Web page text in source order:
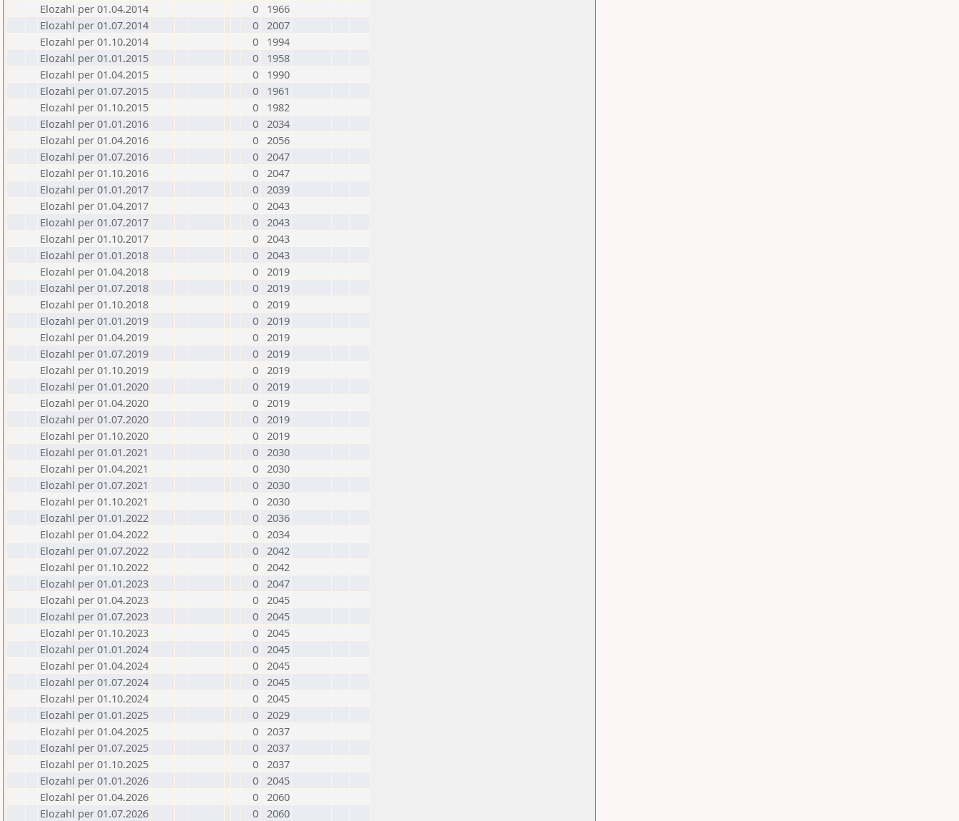
Elozahl per 01.04.2014
0
1966
Elozahl per 01.07.2014
0 2007
Elozahl per 01.10.2014
0
1994
Elozahl per 01.01.2015
0
1958
Elozahl per 01.04.2015
0
1990
Elozahl per 01.07.2015
0
1961
Elozahl per 01.10.2015
0
1982
Elozahl per 01.01.2016
0 2034
Elozahl per 01.04.2016
0 2056
Elozahl per 01.07.2016
0 2047
Elozahl per 01.10.2016
0 2047
Elozahl per 01.01.2017
0 2039
Elozahl per 01.04.2017
0 2043
Elozahl per 01.07.2017
0 2043
Elozahl per 01.10.2017
0 2043
Elozahl per 01.01.2018
0 2043
Elozahl per 01.04.2018
0 2019
Elozahl per 01.07.2018
0 2019
Elozahl per 01.10.2018
0 2019
Elozahl per 01.01.2019
0 2019
Elozahl per 01.04.2019
0 2019
Elozahl per 01.07.2019
0 2019
Elozahl per 01.10.2019
0 2019
Elozahl per 01.01.2020
0 2019
Elozahl per 01.04.2020
0 2019
Elozahl per 01.07.2020
0 2019
Elozahl per 01.10.2020
0 2019
Elozahl per 01.01.2021
0 2030
Elozahl per 01.04.2021
0 2030
Elozahl per 01.07.2021
0 2030
Elozahl per 01.10.2021
0 2030
Elozahl per 01.01.2022
0 2036
Elozahl per 01.04.2022
0 2034
Elozahl per 01.07.2022
0 2042
Elozahl per 01.10.2022
0 2042
Elozahl per 01.01.2023
0 2047
Elozahl per 01.04.2023
0 2045
Elozahl per 01.07.2023
0 2045
Elozahl per 01.10.2023
0 2045
Elozahl per 01.01.2024
0 2045
Elozahl per 01.04.2024
0 2045
Elozahl per 01.07.2024
0 2045
Elozahl per 01.10.2024
0 2045
Elozahl per 01.01.2025
0 2029
Elozahl per 01.04.2025
0 2037
Elozahl per 01.07.2025
0 2037
Elozahl per 01.10.2025
0 2037
Elozahl per 01.01.2026
0 2045
Elozahl per 01.04.2026
0 2060
Elozahl per 01.07.2026
0 2060